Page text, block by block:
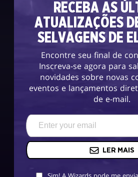
RECEBA AS
ATUALIZAÇÕES
SELVAGENS DE
Encontre seu final de
Inscreva-se agora para
novidades sobre novas
eventos e lançamentos
de e-mail.
LER MAIS